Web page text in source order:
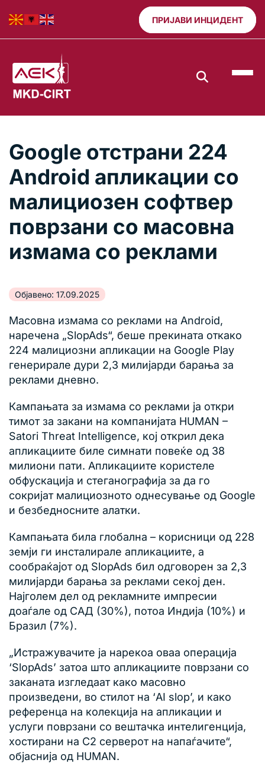
ПРИЈАВИ ИНЦИДЕНТ
Google отстрани 224
Android апликации со
малициозен софтвер
поврзани со масовна
измама со реклами
Објавено: 17.09.2025
Масовна измама со реклами на Android,
наречена „SlopAds“, беше прекината откако
224 малициозни апликации на Google Play
генерирале дури 2,3 милијарди барања за
реклами дневно.
Кампањата за измама со реклами ја откри
тимот за закани на компанијата HUMAN –
Satori Threat Intelligence, кој открил дека
апликациите биле симнати повеќе од 38
милиони пати. Апликациите користеле
обфускација и стеганографија за да го
сокријат малициозното однесување од Google
и безбедносните алатки.
Кампањата била глобална – корисници од 228
земји ги инсталирале апликациите, а
сообраќајот од SlopAds бил одговорен за 2,3
милијарди барања за реклами секој ден.
Најголем дел од рекламните импресии
доаѓале од САД (30%), потоа Индија (10%) и
Бразил (7%).
„Истражувачите ја нарекоа оваа операција
‘SlopAds’ затоа што апликациите поврзани со
заканата изгледаат како масовно
произведени, во стилот на ‘AI slop’, и како
референца на колекција на апликации и
услуги поврзани со вештачка интелигенција,
хостирани на C2 серверот на напаѓачите“,
објаснија од HUMAN.